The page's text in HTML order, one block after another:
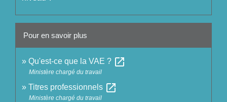
Pour en savoir plus
Qu'est-ce que la VAE ? open_in_new
Ministère chargé du travail
Titres professionnels open_in_new
Ministère chargé du travail